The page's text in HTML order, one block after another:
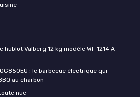
Valberg 12 kg modèle WF 1214 A
: le barbecue électrique qui
au charbon
nue